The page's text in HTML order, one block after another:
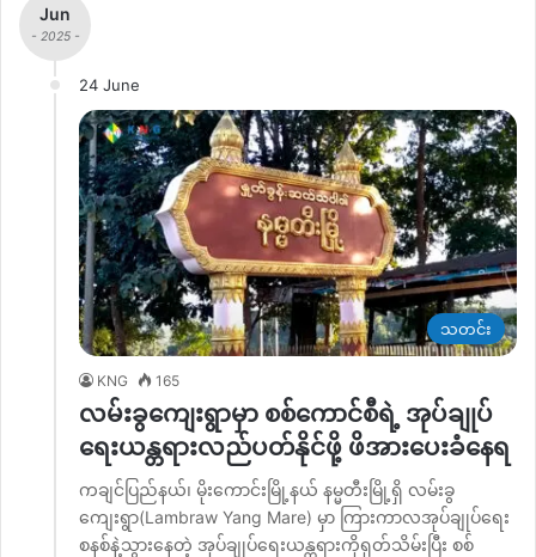
Jun
- 2025 -
24 June
သတင်း
KNG 165
လမ်းခွကျေးရွာမှာ စစ်‌ကောင်စီရဲ့ အုပ်ချုပ်
ရေးယန္တရားလည်ပတ်နိုင်ဖို့ ဖိအားပေးခံနေရ
ကချင်ပြည်နယ်၊ မိုးကောင်းမြို့နယ် နမ္မတီးမြို့ရှိ လမ်းခွ
ကျေးရွာ(Lambraw Yang Mare) မှာ ကြားကာလအုပ်ချုပ်ရေး
စနစ်နဲ့သွားနေတဲ့ အုပ်ချုပ်ရေးယန္တရားကိုရုတ်သိမ်းပြီး စစ်